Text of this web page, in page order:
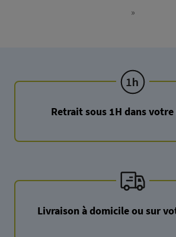
Last
»
Retrait sous 1H dans
Livraison à domicile ou sur